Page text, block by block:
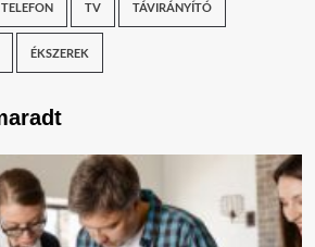
TELEFON TV TÁVIRÁNYÍTÓ
ÉKSZEREK